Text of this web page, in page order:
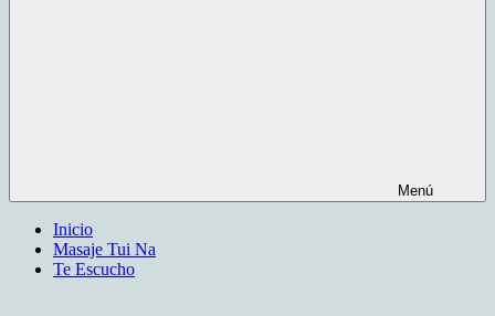
Menú
Inicio
Masaje Tui Na
Te Escucho